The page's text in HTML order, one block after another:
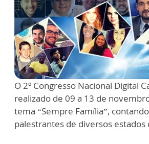
O 2º Congresso Nacional Digital
realizado de 09 a 13 de
tema “Sempre Família”,
palestrantes de diversos estados